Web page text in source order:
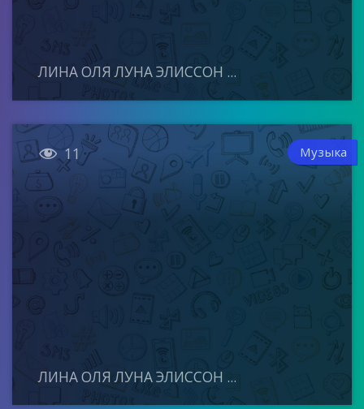
ЛИНА ОЛЯ ЛУНА ЭЛИССОН ...
 11 Музыка
ЛИНА ОЛЯ ЛУНА ЭЛИССОН ...